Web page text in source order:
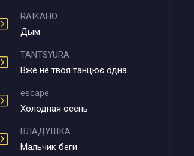
RAIKAHO
Дым
TANTSYURA
Вже не твоя танцює одна
escape
Холодная осень
ВЛАДУШКА
Мальчик беги